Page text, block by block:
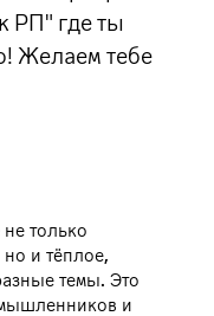
РП" где ты
Желаем тебе
только
и тёплое,
темы. Это
и